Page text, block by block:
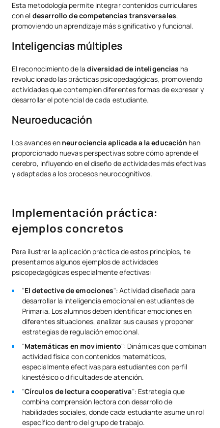
Esta metodología permite integrar contenidos curriculares
con el desarrollo de competencias transversales,
promoviendo un aprendizaje más significativo y funcional.
Inteligencias múltiples
El reconocimiento de la diversidad de inteligencias ha
revolucionado las prácticas psicopedagógicas, promoviendo
actividades que contemplen diferentes formas de expresar y
desarrollar el potencial de cada estudiante.
Neuroeducación
Los avances en neurociencia aplicada a la educación han
proporcionado nuevas perspectivas sobre cómo aprende el
cerebro, influyendo en el diseño de actividades más efectivas
y adaptadas a los procesos neurocognitivos.
Implementación práctica:
ejemplos concretos
Para ilustrar la aplicación práctica de estos principios, te
presentamos algunos ejemplos de actividades
psicopedagógicas especialmente efectivas:
"El detective de emociones": Actividad diseñada para
desarrollar la inteligencia emocional en estudiantes de
Primaria. Los alumnos deben identificar emociones en
diferentes situaciones, analizar sus causas y proponer
estrategias de regulación emocional.
"Matemáticas en movimiento": Dinámicas que combinan
actividad física con contenidos matemáticos,
especialmente efectivas para estudiantes con perfil
kinestésico o dificultades de atención.
"Círculos de lectura cooperativa": Estrategia que
combina comprensión lectora con desarrollo de
habilidades sociales, donde cada estudiante asume un rol
específico dentro del grupo de trabajo.